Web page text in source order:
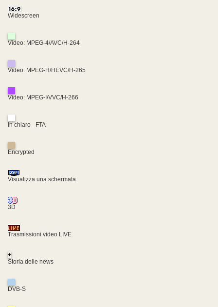
Widescreen
Video: MPEG-4/AVC/H-264
Video: MPEG-H/HEVC/H-265
Video: MPEG-I/VVC/H-266
In chiaro - FTA
Encrypted
Visualizza una schermata
3D
Trasmissioni video LIVE
+
Storia delle news
DVB-S